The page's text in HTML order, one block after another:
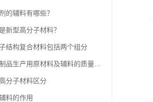
的辅料有哪些？
新型高分子材料？
结构复合材料包括两个组分
品生产用原材料及辅料的质量控制规程
分子材料区分
料的作用